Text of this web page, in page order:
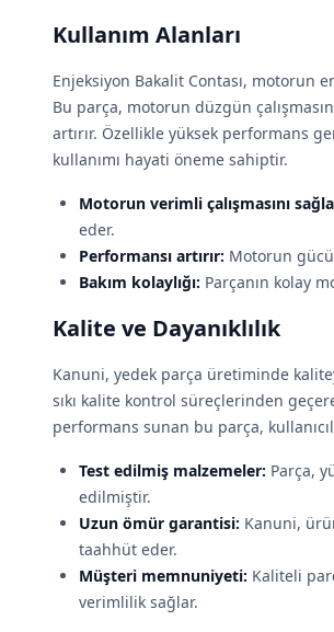
Kullanım Alanları
Enjeksiyon Bakalit Contası, motorun
Bu parça, motorun düzgün
artırır. Özellikle yüksek performans
kullanımı hayati öneme sahiptir.
Motorun verimli çalışmasını
eder.
Performansı artırır: Motorun
Bakım kolaylığı: Parçanın kolay
Kalite ve Dayanıklılık
Kanuni, yedek parça üretiminde
sıkı kalite kontrol süreçlerinden
performans sunan bu parça,
Test edilmiş malzemeler: Parça,
edilmiştir.
Uzun ömür garantisi: Kanuni,
taahhüt eder.
Müşteri memnuniyeti: Kaliteli
verimlilik sağlar.